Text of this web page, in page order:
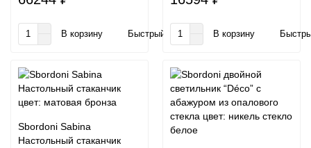
В корзину Быстрый заказ В корзину
Sbordoni Sabina
Настольный стаканчик